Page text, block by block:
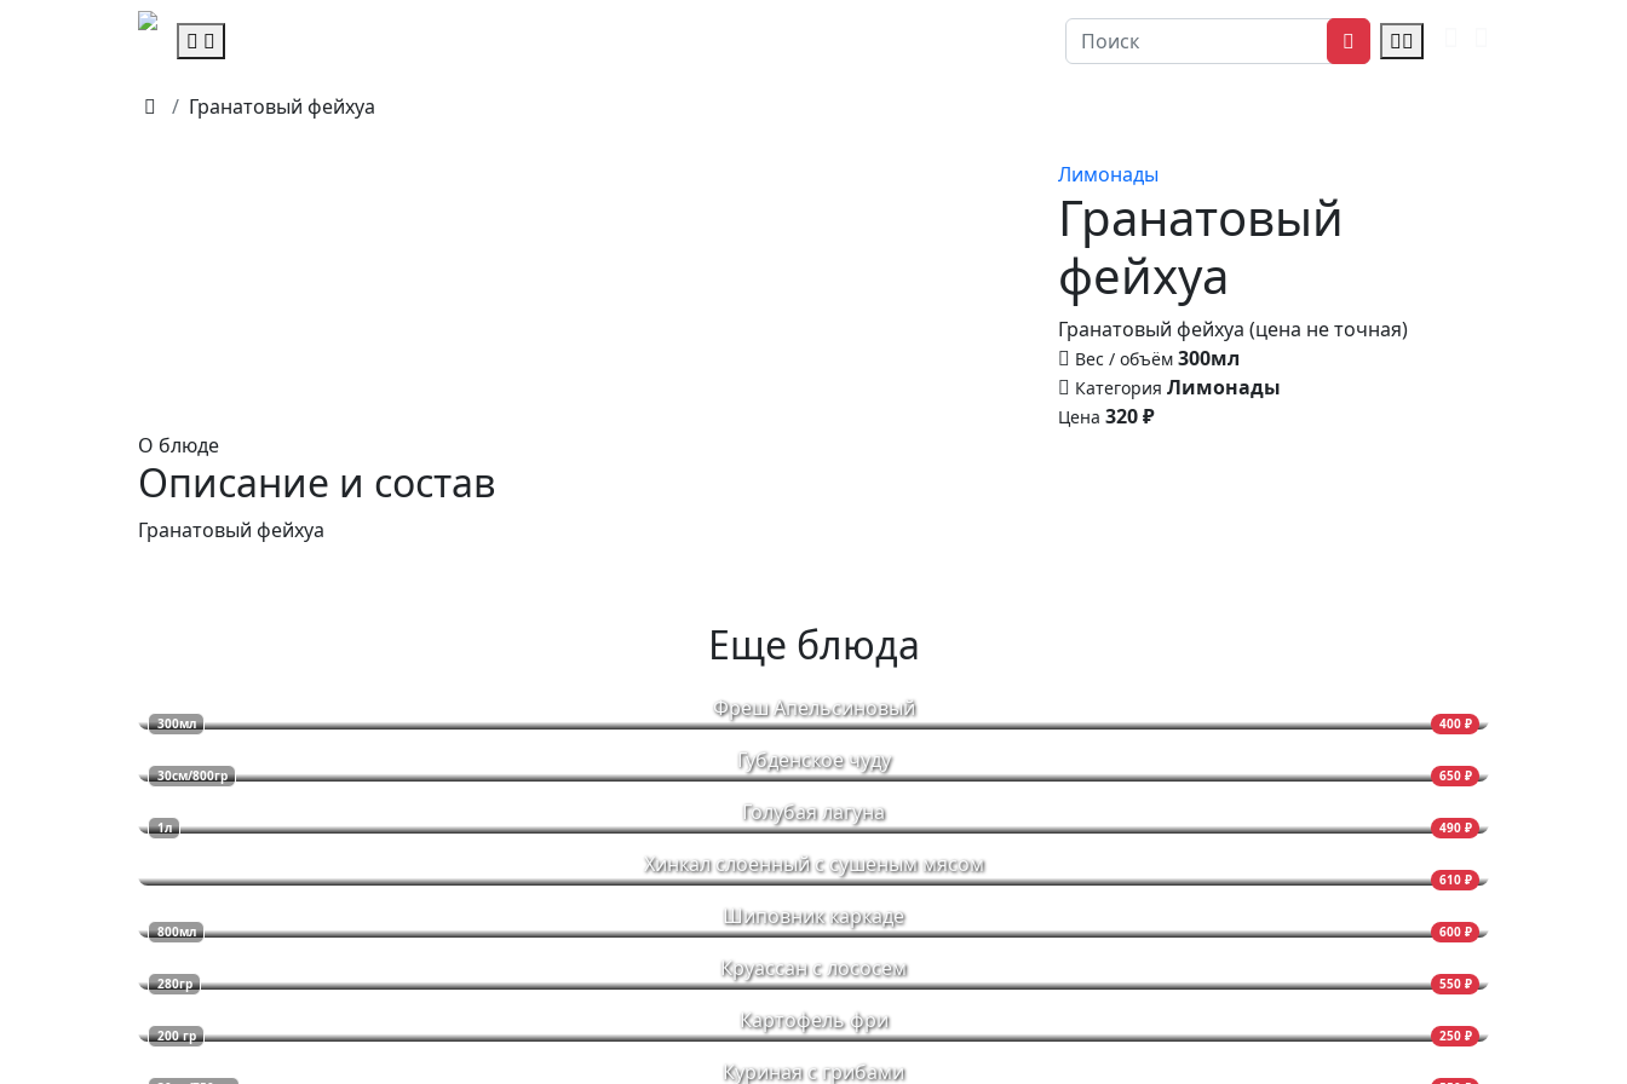
Гранатовый фейхуа
Лимонады
Гранатовый
фейхуа
Гранатовый фейхуа (цена не точная)
Вес / объём 300мл
Категория Лимонады
Цена 320 ₽
О блюде
Описание и состав
Гранатовый фейхуа
Еще блюда
300мл 400 ₽
Фреш Апельсиновый
30см/800гр 650 ₽
Губденское чуду
1л 490 ₽
Голубая лагуна
610 ₽
Хинкал слоенный с сушеным мясом
800мл 600 ₽
Шиповник каркаде
280гр 550 ₽
Круассан с лососем
200 гр 250 ₽
Картофель фри
Куриная с грибами